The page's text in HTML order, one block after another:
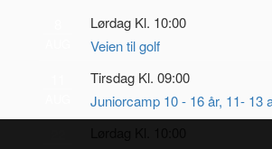
Lørdag Kl. 10:00
Veien til golf
Tirsdag Kl. 09:00
Juniorcamp 10 - 16 år, 11- 13